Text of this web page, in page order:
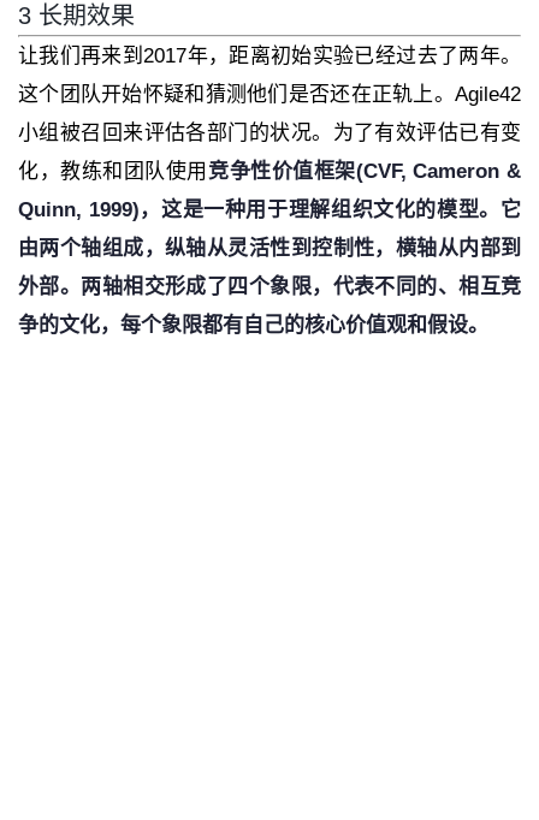
3 长期效果
让我们再来到2017年，距离初始实验已经过去了两年。
这个团队开始怀疑和猜测他们是否还在正轨上。Agile42
小组被召回来评估各部门的状况。为了有效评估已有变
化，教练和团队使用 竞争性价值框架(CVF, Cameron &
Quinn, 1999)，这是一种用于理解组织文化的模型。它
由两个轴组成，纵轴从灵活性到控制性，横轴从内部到
外部。两轴相交形成了四个象限，代表不同的、相互竞
争的文化，每个象限都有自己的核心价值观和假设。